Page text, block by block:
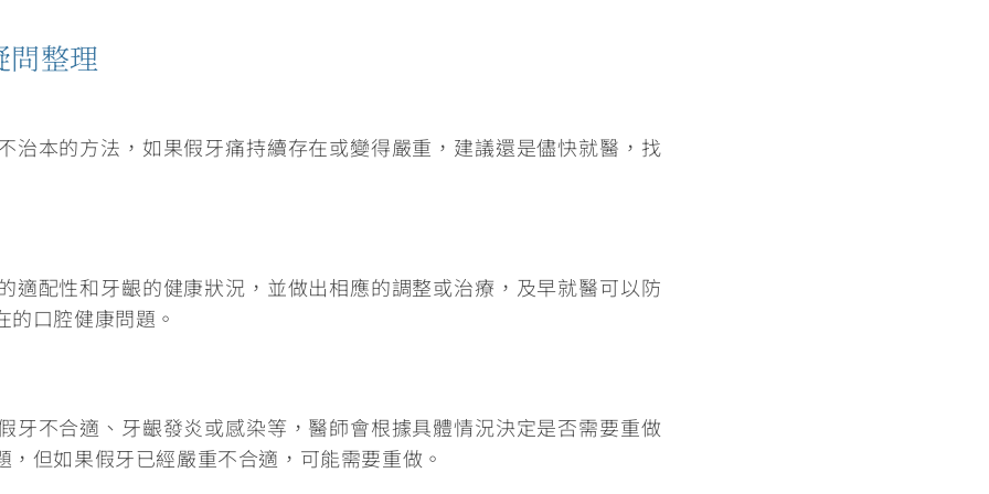
整理
治本的方法 ，如果假牙痛持續存在或變得嚴重，建議還是儘快就醫，找
配性和牙齦的健康狀況，並做出相應的調整或治療， 及早就醫可以防
口腔健康問題。
牙不合適、牙齦發炎或感染等， 醫師會根據具體情況決定是否需要重做
但如果假牙已經嚴重不合適，可能需要重做。